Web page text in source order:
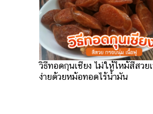
ยำหมูแฮมสุดแซบ เมนูยำ ๆ อร่อ
เบื่อ
วิธีทอดกุนเชียง ไม่ให้ไหม้สีสวย
ง่ายด้วยหม้อทอดไร้น้ำมัน